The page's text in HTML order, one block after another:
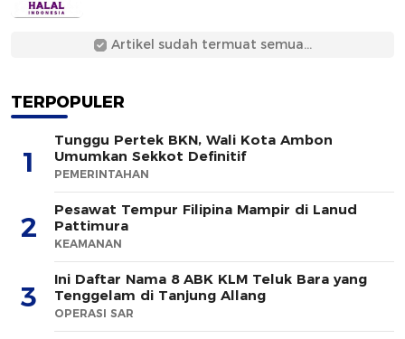
Artikel sudah termuat semua...
TERPOPULER
1
Tunggu Pertek BKN, Wali Kota Ambon
Umumkan Sekkot Definitif
PEMERINTAHAN
2
Pesawat Tempur Filipina Mampir di Lanud
Pattimura
KEAMANAN
3
Ini Daftar Nama 8 ABK KLM Teluk Bara yang
Tenggelam di Tanjung Allang
OPERASI SAR